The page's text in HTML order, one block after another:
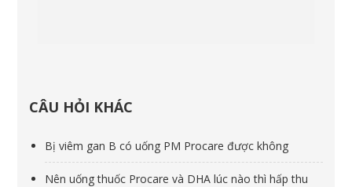
CÂU HỎI KHÁC
Bị viêm gan B có uống PM Procare được không
Nên uống thuốc Procare và DHA lúc nào thì hấp thu